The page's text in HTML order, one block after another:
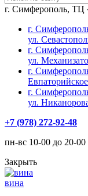
г. Симферополь, ТЦ
г.
ул.
г.
ул.
г.
г.
ул.
+7 (978) 272-92-48
пн-вс 10-00 до 20-00
Закрыть
вина